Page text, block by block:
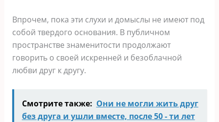
Впрочем, пока эти слухи и домыслы не имеют под
собой твердого основания. В публичном
пространстве знаменитости продолжают
говорить о своей искренней и безоблачной
любви друг к другу.
Смотрите также: Они не могли жить друг
без друга и ушли вместе, после 50 - ти лет